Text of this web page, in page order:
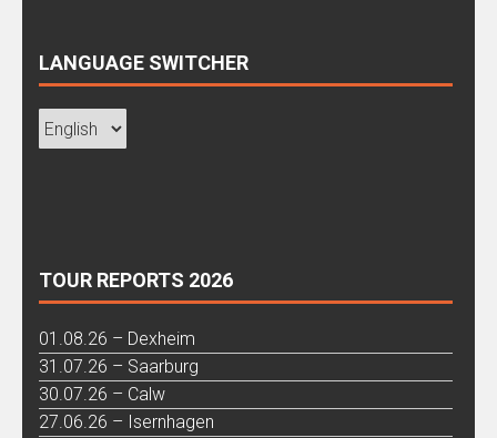
LANGUAGE SWITCHER
TOUR REPORTS 2026
01.08.26 – Dexheim
31.07.26 – Saarburg
30.07.26 – Calw
27.06.26 – Isernhagen